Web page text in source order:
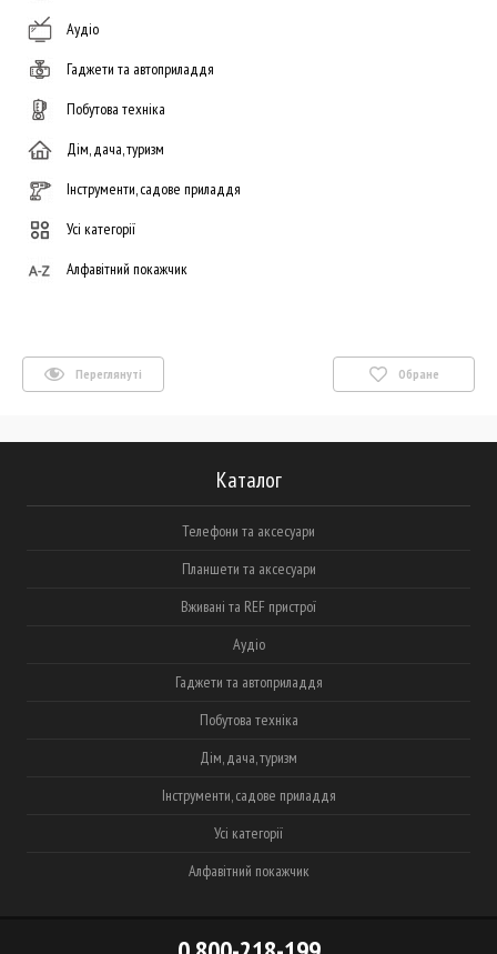
Аудіо
Гаджети та автоприладдя
Побутова техніка
Дім, дача, туризм
Інструменти, садове приладдя
Усі категорії
Алфавітний покажчик
Переглянуті Обране
Каталог
Телефони та аксесуари
Планшети та аксесуари
Вживані та REF пристрої
Аудіо
Гаджети та автоприладдя
Побутова техніка
Дім, дача, туризм
Інструменти, садове приладдя
Усі категорії
Алфавітний покажчик